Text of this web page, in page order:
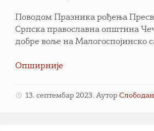
Поводом Празника рођења
Српска православна општина
добре воље на Малогоспојинско
Опширније
13. септембар 2023. Аутор